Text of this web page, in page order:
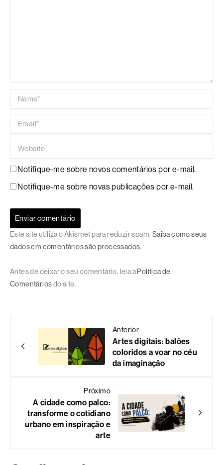
Notifique-me sobre novos comentários por e-mail.
Notifique-me sobre novas publicações por e-mail.
Este site utiliza o Akismet para reduzir spam. Saiba como seus
dados em comentários são processados.
Antes de deixar o seu comentário, leia aPolítica de
Comentáriosdo site.
Anterior
Artes digitais: balões
coloridos a voar no céu
da imaginação
Próximo
A cidade como palco:
transforme o cotidiano
urbano em inspiração e
arte